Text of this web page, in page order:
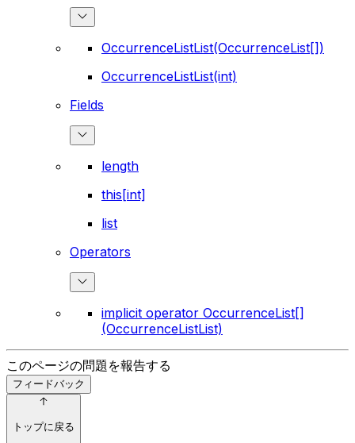
OccurrenceListList(OccurrenceList[])
OccurrenceListList(int)
Fields
length
this[int]
list
Operators
implicit operator OccurrenceList[]
(OccurrenceListList)
このページの問題を報告する
フィードバック
トップに戻る